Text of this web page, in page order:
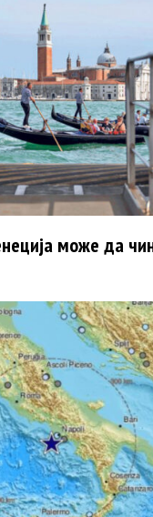
може да